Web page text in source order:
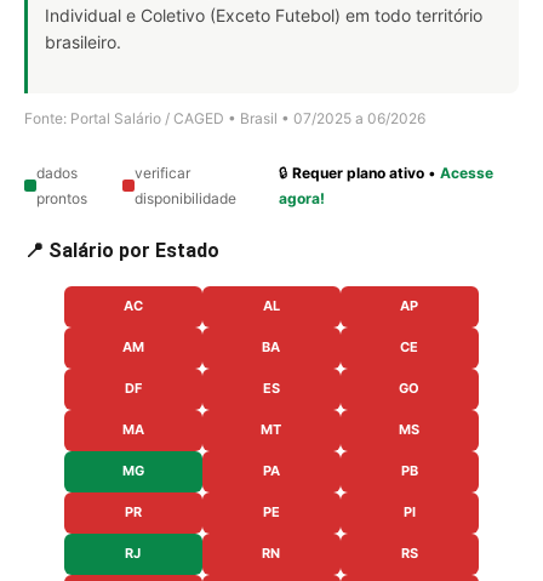
Individual e Coletivo (Exceto Futebol) em todo território
brasileiro.
Fonte: Portal Salário / CAGED • Brasil • 07/2025 a 06/2026
dados
prontos
verificar
disponibilidade
🔒Requer plano ativo •Acesse
agora!
📍 Salário por Estado
AC AL AP
AM BA CE
DF ES GO
MA MT MS
MG PA PB
PR PE PI
RJ RN RS